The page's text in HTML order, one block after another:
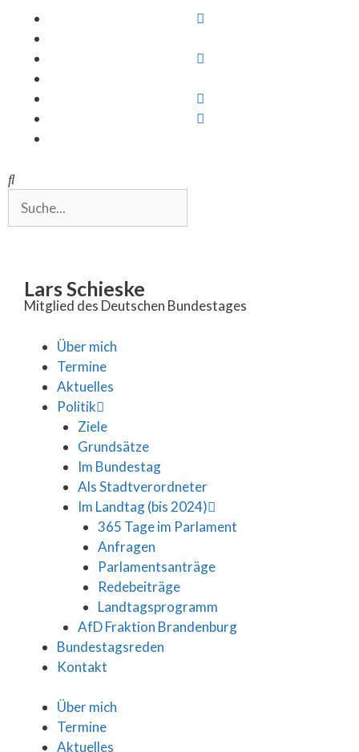
springen
Lars Schieske
Mitglied des Deutschen Bundestages
Über mich
Termine
Aktuelles
Politik
Ziele
Grundsätze
Im Bundestag
Als Stadtverordneter
Im Landtag (bis 2024)
365 Tage im Parlament
Anfragen
Parlamentsanträge
Redebeiträge
Landtagsprogramm
AfD Fraktion Brandenburg
Bundestagsreden
Kontakt
Über mich
Termine
Aktuelles